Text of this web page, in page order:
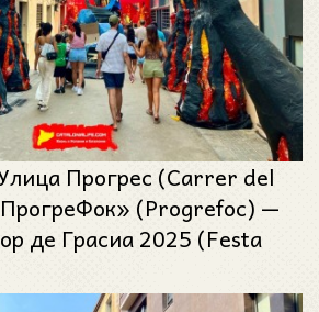
Прогрес (Carrer del
(Progrefoc) —
де Грасиа 2025 (Festa